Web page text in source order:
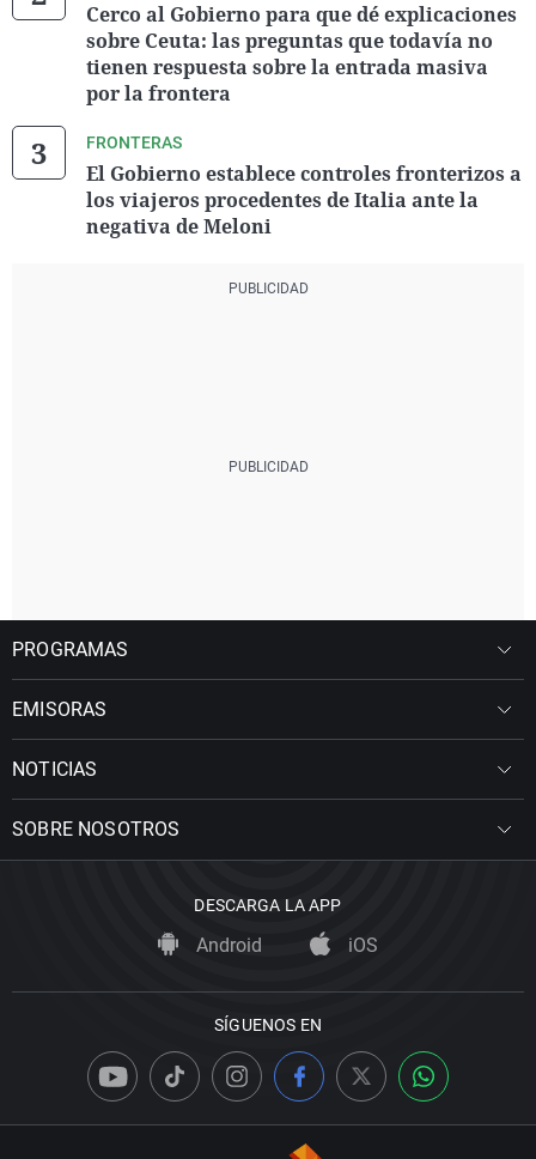
Cerco al Gobierno para que dé explicaciones
sobre Ceuta: las preguntas que todavía no
tienen respuesta sobre la entrada masiva
por la frontera
FRONTERAS
El Gobierno establece controles fronterizos a
los viajeros procedentes de Italia ante la
negativa de Meloni
PROGRAMAS
EMISORAS
NOTICIAS
SOBRE NOSOTROS
DESCARGA LA APP
Android iOS
SÍGUENOS EN